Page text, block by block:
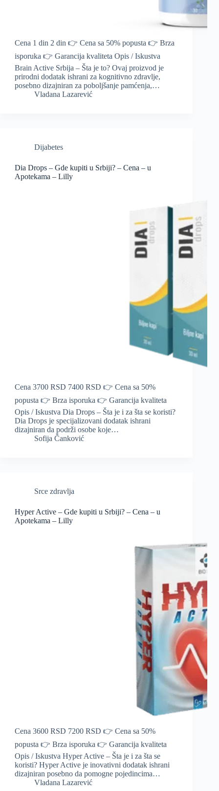
Cena 1 din 2 din 👉 Cena sa 50% popusta 👉 Brza
isporuka 👉 Garancija kvaliteta Opis / Iskustva
Brain Active Srbija – Šta je to? Ovaj proizvod je
prirodni dodatak ishrani za kognitivno zdravlje,
posebno dizajniran za poboljšanje pamćenja,…
Vladana Lazarević
Dijabetes
Dia Drops – Gde kupiti u Srbiji? – Cena – u
Apotekama – Lilly
Cena 3700 RSD 7400 RSD 👉 Cena sa 50%
popusta 👉 Brza isporuka 👉 Garancija kvaliteta
Opis / Iskustva Dia Drops – Šta je i za šta se koristi?
Dia Drops je specijalizovani dodatak ishrani
dizajniran da podrži osobe koje…
Sofija Čanković
Srce zdravlja
Hyper Active – Gde kupiti u Srbiji? – Cena – u
Apotekama – Lilly
Cena 3600 RSD 7200 RSD 👉 Cena sa 50%
popusta 👉 Brza isporuka 👉 Garancija kvaliteta
Opis / Iskustva Hyper Active – Šta je i za šta se
koristi? Hyper Active je inovativni dodatak ishrani
dizajniran posebno da pomogne pojedincima…
Vladana Lazarević